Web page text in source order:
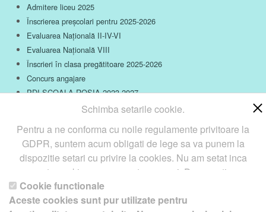
Admitere liceu 2025
Înscrierea preșcolari pentru 2025-2026
Evaluarea Națională II-IV-VI
Evaluarea Națională VIII
Înscrieri în clasa pregătitoare 2025-2026
Concurs angajare
PDI ȘCOALA ROȘIA 2023-2027
Copyright ©Petro&Aquis
de creareWebNou. Hai la noi !
Schimba setarile cookie.
Pentru a ne conforma cu noile regulamente privitoare la
GDPR, suntem acum obligati de lege sa va punem la
dispozitie setari cu privire la cookies. Nu am setat inca
aceste cookie care v-ar putea urmari. Daca vreti sa
schimbati aceste setari mai tarziu, va punem la dispozitie un
buton in coltul de jos al paginii. In orice caz, va aducem la
Cookie functionale
Aceste cookies sunt pur utilizate pentru